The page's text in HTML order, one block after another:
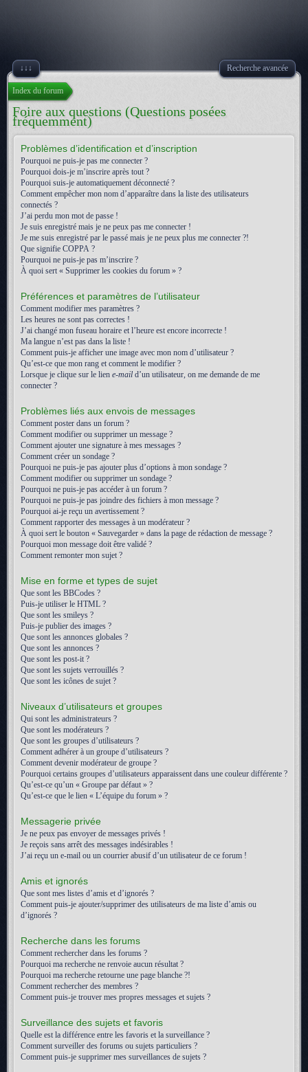
↓↓↓ Recherche avancée
Index du forum
Foire aux questions (Questions posées
fréquemment)
Problèmes d’identification et d’inscription
Pourquoi ne puis-je pas me connecter ?
Pourquoi dois-je m’inscrire après tout ?
Pourquoi suis-je automatiquement déconnecté ?
Comment empêcher mon nom d’apparaître dans la liste des utilisateurs
connectés ?
J’ai perdu mon mot de passe !
Je suis enregistré mais je ne peux pas me connecter !
Je me suis enregistré par le passé mais je ne peux plus me connecter ?!
Que signifie COPPA ?
Pourquoi ne puis-je pas m’inscrire ?
À quoi sert « Supprimer les cookies du forum » ?
Préférences et paramètres de l’utilisateur
Comment modifier mes paramètres ?
Les heures ne sont pas correctes !
J’ai changé mon fuseau horaire et l’heure est encore incorrecte !
Ma langue n’est pas dans la liste !
Comment puis-je afficher une image avec mon nom d’utilisateur ?
Qu’est-ce que mon rang et comment le modifier ?
Lorsque je clique sur le lien e-mail d’un utilisateur, on me demande de me
connecter ?
Problèmes liés aux envois de messages
Comment poster dans un forum ?
Comment modifier ou supprimer un message ?
Comment ajouter une signature à mes messages ?
Comment créer un sondage ?
Pourquoi ne puis-je pas ajouter plus d’options à mon sondage ?
Comment modifier ou supprimer un sondage ?
Pourquoi ne puis-je pas accéder à un forum ?
Pourquoi ne puis-je pas joindre des fichiers à mon message ?
Pourquoi ai-je reçu un avertissement ?
Comment rapporter des messages à un modérateur ?
À quoi sert le bouton « Sauvegarder » dans la page de rédaction de message ?
Pourquoi mon message doit être validé ?
Comment remonter mon sujet ?
Mise en forme et types de sujet
Que sont les BBCodes ?
Puis-je utiliser le HTML ?
Que sont les smileys ?
Puis-je publier des images ?
Que sont les annonces globales ?
Que sont les annonces ?
Que sont les post-it ?
Que sont les sujets verrouillés ?
Que sont les icônes de sujet ?
Niveaux d’utilisateurs et groupes
Qui sont les administrateurs ?
Que sont les modérateurs ?
Que sont les groupes d’utilisateurs ?
Comment adhérer à un groupe d’utilisateurs ?
Comment devenir modérateur de groupe ?
Pourquoi certains groupes d’utilisateurs apparaissent dans une couleur différente ?
Qu’est-ce qu’un « Groupe par défaut » ?
Qu’est-ce que le lien « L’équipe du forum » ?
Messagerie privée
Je ne peux pas envoyer de messages privés !
Je reçois sans arrêt des messages indésirables !
J’ai reçu un e-mail ou un courrier abusif d’un utilisateur de ce forum !
Amis et ignorés
Que sont mes listes d’amis et d’ignorés ?
Comment puis-je ajouter/supprimer des utilisateurs de ma liste d’amis ou
d’ignorés ?
Recherche dans les forums
Comment rechercher dans les forums ?
Pourquoi ma recherche ne renvoie aucun résultat ?
Pourquoi ma recherche retourne une page blanche ?!
Comment rechercher des membres ?
Comment puis-je trouver mes propres messages et sujets ?
Surveillance des sujets et favoris
Quelle est la différence entre les favoris et la surveillance ?
Comment surveiller des forums ou sujets particuliers ?
Comment puis-je supprimer mes surveillances de sujets ?